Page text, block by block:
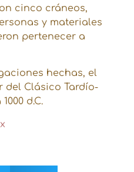
cinco cráneos,
y materiales
pertenecer a
hechas, el
del Clásico Tardío-
d.C.